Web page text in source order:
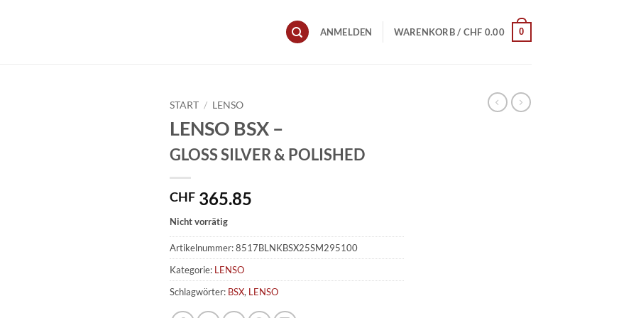
ANMELDEN WARENKORB / CHF 0.00 0
START / LENSO
LENSO BSX –
GLOSS SILVER & POLISHED
CHF 365.85
Nicht vorrätig
Artikelnummer:8517BLNKBSX25SM295100
Kategorie: LENSO
Schlagwörter: BSX, LENSO